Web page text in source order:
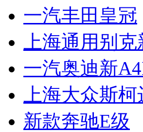
一汽丰田皇冠
上海通用别
一汽奥迪新
上海大众斯
新款奔驰E级